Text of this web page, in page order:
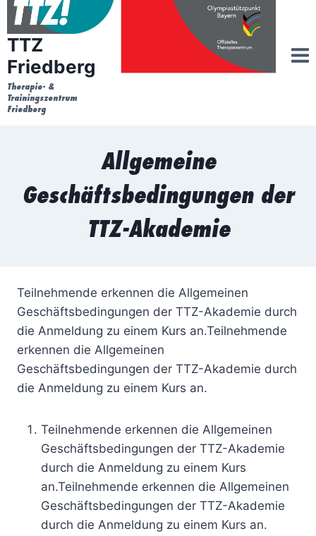
Zum
Inhalt
springen
TTZ
Friedberg
Therapie- &
Trainingszentrum
Friedberg
Allgemeine
Geschäftsbedingungen der
TTZ-Akademie
Teilnehmende erkennen die Allgemeinen
Geschäftsbedingungen der TTZ-Akademie durch
die Anmeldung zu einem Kurs an.Teilnehmende
erkennen die Allgemeinen
Geschäftsbedingungen der TTZ-Akademie durch
die Anmeldung zu einem Kurs an.
Teilnehmende erkennen die Allgemeinen
Geschäftsbedingungen der TTZ-Akademie
durch die Anmeldung zu einem Kurs
an.Teilnehmende erkennen die Allgemeinen
Geschäftsbedingungen der TTZ-Akademie
durch die Anmeldung zu einem Kurs an.